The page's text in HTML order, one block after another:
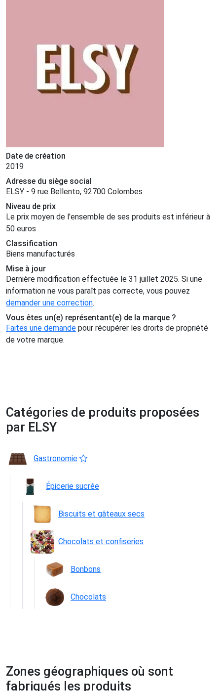
Date de création
2019
Adresse du siège social
ELSY - 9 rue Bellento, 92700 Colombes
Niveau de prix
Le prix moyen de l'ensemble de ses produits est inférieur à
50 euros
Classification
Biens manufacturés
Mise à jour
Dernière modification effectuée le 31 juillet 2025. Si une
information ne vous paraît pas correcte, vous pouvez
demander une correction.
Vous êtes un(e) représentant(e) de la marque ?
Faites une demande pour récupérer les droits de propriété
de votre marque.
Catégories de produits proposées
par ELSY
Gastronomie
Épicerie sucrée
Biscuits et gâteaux secs
Chocolats et confiseries
Bonbons
Chocolats
Zones géographiques où sont
fabriqués les produits